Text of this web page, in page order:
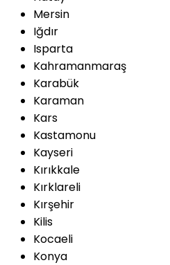
Mersin
Iğdır
Isparta
Kahramanmaraş
Karabük
Karaman
Kars
Kastamonu
Kayseri
Kırıkkale
Kırklareli
Kırşehir
Kilis
Kocaeli
Konya